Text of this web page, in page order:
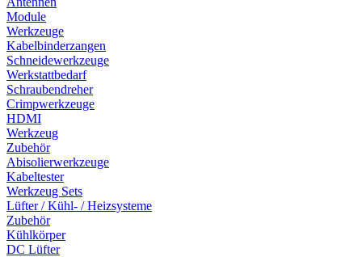
Module
Werkzeuge
Kabelbinderzangen
Schneidewerkzeuge
Werkstattbedarf
Schraubendreher
Crimpwerkzeuge
HDMI
Werkzeug
Zubehör
Abisolierwerkzeuge
Kabeltester
Werkzeug Sets
Lüfter / Kühl- / Heizsysteme
Zubehör
Kühlkörper
DC Lüfter